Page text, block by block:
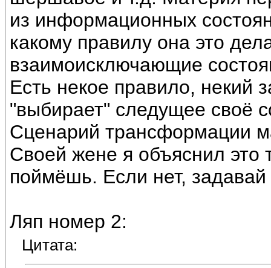
из информационных
какому правилу она это
взаимоисключающие
Есть некое правило, некий
"выбирает" следущее своё
Сценарий трансформации
Своей жене я объяснил это
поймёшь. Если нет,
Ляп номер 2:
Цитата: